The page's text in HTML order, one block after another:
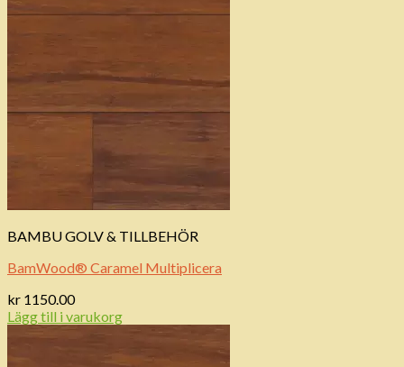
BAMBU GOLV & TILLBEHÖR
BamWood® Caramel Multiplicera
kr 1150.00
Lägg till i varukorg